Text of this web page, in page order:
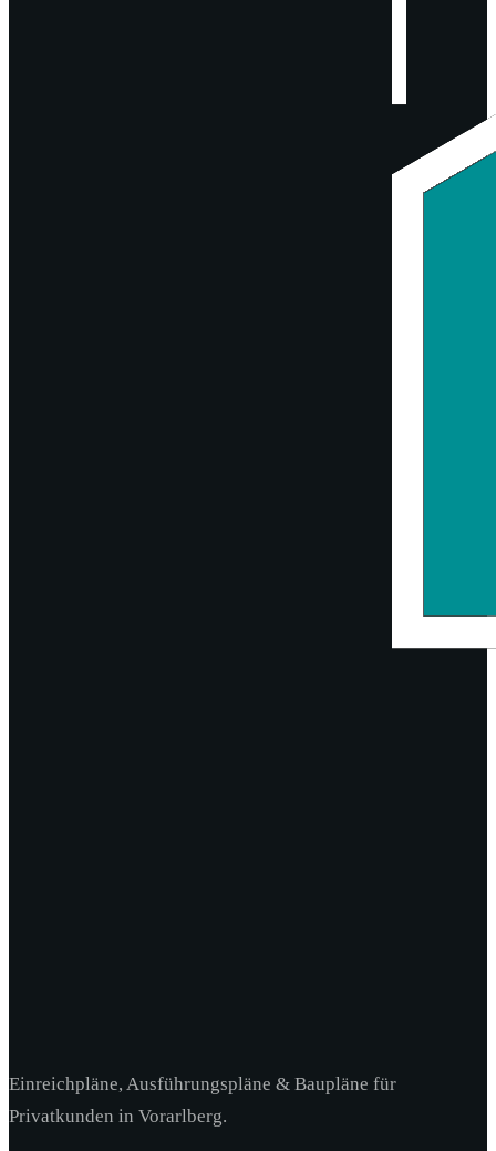
Einreichpläne, Ausführungspläne & Baupläne für
Privatkunden in Vorarlberg.